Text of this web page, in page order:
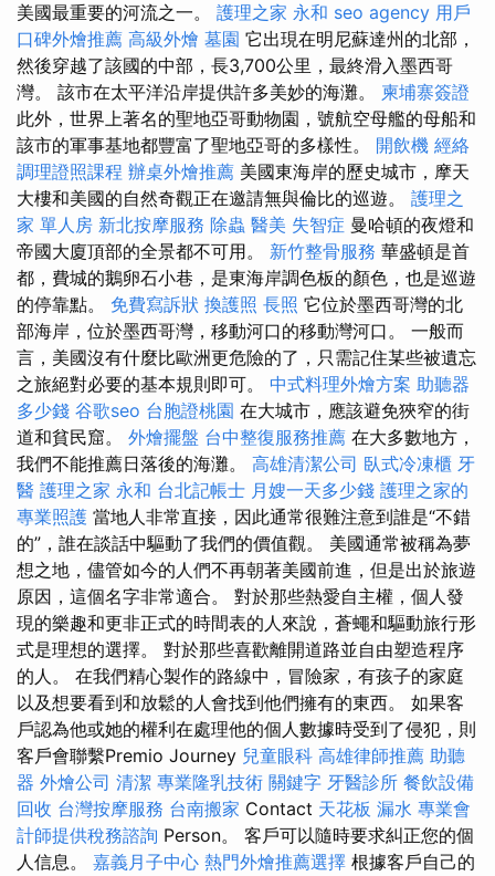
美國最重要的河流之一。 護理之家 永和 seo agency 用戶
口碑外燴推薦 高級外燴 墓園 它出現在明尼蘇達州的北部，
然後穿越了該國的中部，長3,700公里，最終滑入墨西哥
灣。 該市在太平洋沿岸提供許多美妙的海灘。 柬埔寨簽證
此外，世界上著名的聖地亞哥動物園，號航空母艦的母船和
該市的軍事基地都豐富了聖地亞哥的多樣性。 開飲機 經絡
調理證照課程 辦桌外燴推薦 美國東海岸的歷史城市，摩天
大樓和美國的自然奇觀正在邀請無與倫比的巡遊。 護理之
家 單人房 新北按摩服務 除蟲 醫美 失智症 曼哈頓的夜燈和
帝國大廈頂部的全景都不可用。 新竹整骨服務 華盛頓是首
都，費城的鵝卵石小巷，是東海岸調色板的顏色，也是巡遊
的停靠點。 免費寫訴狀 換護照 長照 它位於墨西哥灣的北
部海岸，位於墨西哥灣，移動河口的移動灣河口。 一般而
言，美國沒有什麼比歐洲更危險的了，只需記住某些被遺忘
之旅絕對必要的基本規則即可。 中式料理外燴方案 助聽器
多少錢 谷歌seo 台胞證桃園 在大城市，應該避免狹窄的街
道和貧民窟。 外燴擺盤 台中整復服務推薦 在大多數地方，
我們不能推薦日落後的海灘。 高雄清潔公司 臥式冷凍櫃 牙
醫 護理之家 永和 台北記帳士 月嫂一天多少錢 護理之家的
專業照護 當地人非常直接，因此通常很難注意到誰是“不錯
的”，誰在談話中驅動了我們的價值觀。 美國通常被稱為夢
想之地，儘管如今的人們不再朝著美國前進，但是出於旅遊
原因，這個名字非常適合。 對於那些熱愛自主權，個人發
現的樂趣和更非正式的時間表的人來說，蒼蠅和驅動旅行形
式是理想的選擇。 對於那些喜歡離開道路並自由塑造程序
的人。 在我們精心製作的路線中，冒險家，有孩子的家庭
以及想要看到和放鬆的人會找到他們擁有的東西。 如果客
戶認為他或她的權利在處理他的個人數據時受到了侵犯，則
客戶會聯繫Premio Journey 兒童眼科 高雄律師推薦 助聽
器 外燴公司 清潔 專業隆乳技術 關鍵字 牙醫診所 餐飲設備
回收 台灣按摩服務 台南搬家 Contact 天花板 漏水 專業會
計師提供稅務諮詢 Person。 客戶可以隨時要求糾正您的個
人信息。 嘉義月子中心 熱門外燴推薦選擇 根據客戶自己的